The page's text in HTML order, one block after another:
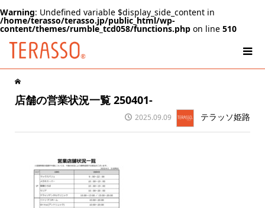
Warning: Undefined variable $display_side_content in
/home/terasso/terasso.jp/public_html/wp-
content/themes/rumble_tcd058/functions.php on line 510
店舗の営業状況一覧 250401-
2025.09.09 テラッソ姫路